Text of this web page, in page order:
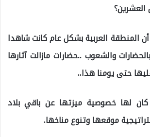
المنطقة العربية بشكل عام كانت شاهدا
والشعوب ..حضارات مازالت آثارها
حتى يومنا هذا..
كان لها خصوصية ميزتها عن باقي بلاد
موقعها وتنوع مناخها.